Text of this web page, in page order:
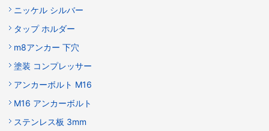
ニッケル シルバー
タップ ホルダー
m8アンカー 下穴
塗装 コンプレッサー
アンカーボルト M16
M16 アンカーボルト
ステンレス板 3mm